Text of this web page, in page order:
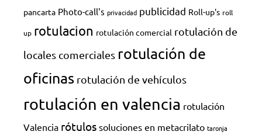
pancarta Photo-call's privacidad publicidad Roll-up's roll
up rotulacion rotulación comercial rotulación de
locales comerciales rotulación de
oficinas rotulación de vehículos
rotulación en valencia rotulación
Valencia rótulos soluciones en metacrilato taronja